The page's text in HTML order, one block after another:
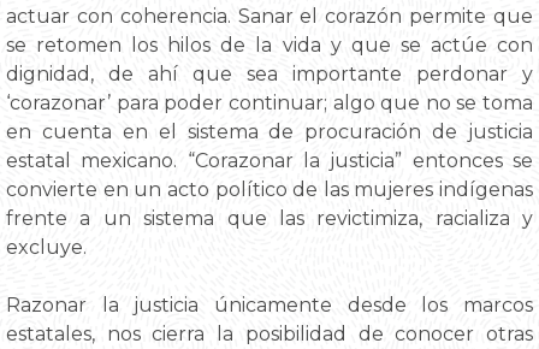
actuar con coherencia. Sanar el corazón permite que
se retomen los hilos de la vida y que se actúe con
dignidad, de ahí que sea importante perdonar y
‘corazonar’ para poder continuar; algo que no se toma
en cuenta en el sistema de procuración de justicia
estatal mexicano. “Corazonar la justicia” entonces se
convierte en un acto político de las mujeres indígenas
frente a un sistema que las revictimiza, racializa y
excluye.
Razonar la justicia únicamente desde los marcos
estatales, nos cierra la posibilidad de conocer otras